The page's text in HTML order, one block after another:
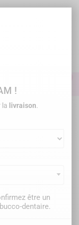
une couronne
de
protéger.
dentaire fait
Et lorsqu’il
!
la livraison.
être un
dentaire.